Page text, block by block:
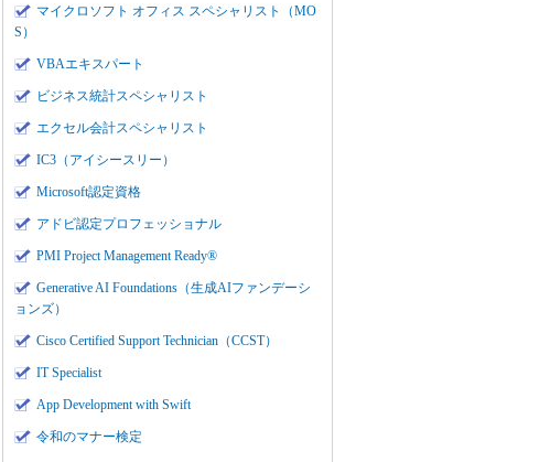
マイクロソフト オフィス スペシャリスト（MO
S）
VBAエキスパート
ビジネス統計スペシャリスト
エクセル会計スペシャリスト
IC3（アイシースリー）
Microsoft認定資格
アドビ認定プロフェッショナル
PMI Project Management Ready®
Generative AI Foundations（生成AIファンデーシ
ョンズ）
Cisco Certified Support Technician（CCST）
IT Specialist
App Development with Swift
令和のマナー検定